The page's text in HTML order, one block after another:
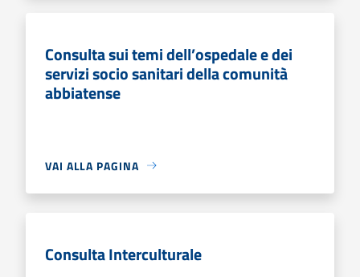
Consulta sui temi dell’ospedale e dei
servizi socio sanitari della comunità
abbiatense
VAI ALLA PAGINA
Consulta Interculturale